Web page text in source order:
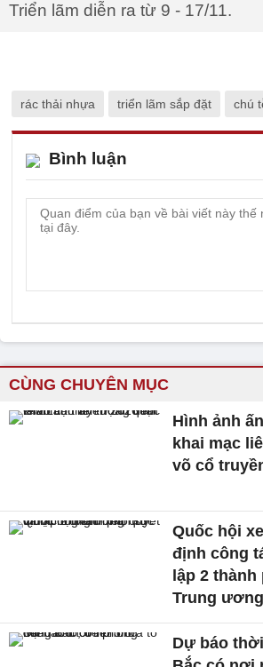
Triển lãm diễn ra từ 9 - 17/11.
rác thải nhựa triển lãm sắp đặt chú
Bình luận
CÙNG CHUYÊN MỤC
Hình ảnh
khai mạc
võ cổ
Quốc hội
định công
lập 2
Trung ương
Dự báo